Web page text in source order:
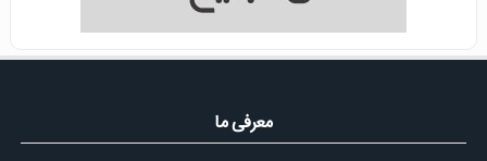
معرفی ما